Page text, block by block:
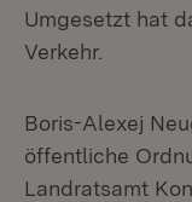
Umgesetzt hat
Verkehr.
Boris-Alexej
öffentliche
Landratsamt